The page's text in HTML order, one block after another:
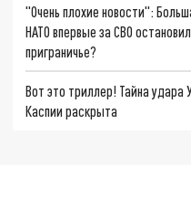
"Очень плохие новости":
НАТО впервые за СВО
приграничье?
Вот это триллер! Тайна удара
Каспии раскрыта